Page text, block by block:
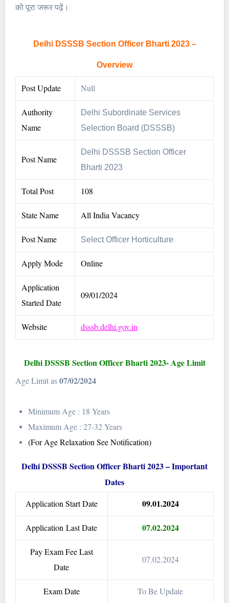
को पूरा जरूर पढ़ें।
Delhi DSSSB Section Officer Bharti 2023 –
Overview
Post Update Null
Authority
Name
Delhi Subordinate Services
Selection Board (DSSSB)
Post Name
Delhi DSSSB Section Officer
Bharti 2023
Total Post 108
State Name All India Vacancy
Post Name Select Officer Horticulture
Apply Mode Online
Application
Started Date
09/01/2024
Website dsssb.delhi.gov.in
Delhi DSSSB Section Officer Bharti 2023- Age Limit
Age Limit as07/02/2024
Minimum Age : 18 Years
Maximum Age : 27-32 Years
(For Age Relaxation See Notification)
Delhi DSSSB Section Officer Bharti 2023 – Important
Dates
Application Start Date 09.01.2024
Application Last Date 07.02.2024
Pay Exam Fee Last
Date
07.02.2024
Exam Date To Be Update